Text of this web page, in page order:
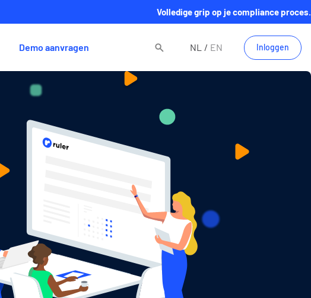
Volledige grip op je compliance proces.
Demo aanvragen NL EN Inloggen